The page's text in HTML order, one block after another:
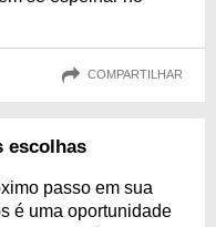
COMPARTILHAR
escolhas
passo em sua
é uma oportunidade